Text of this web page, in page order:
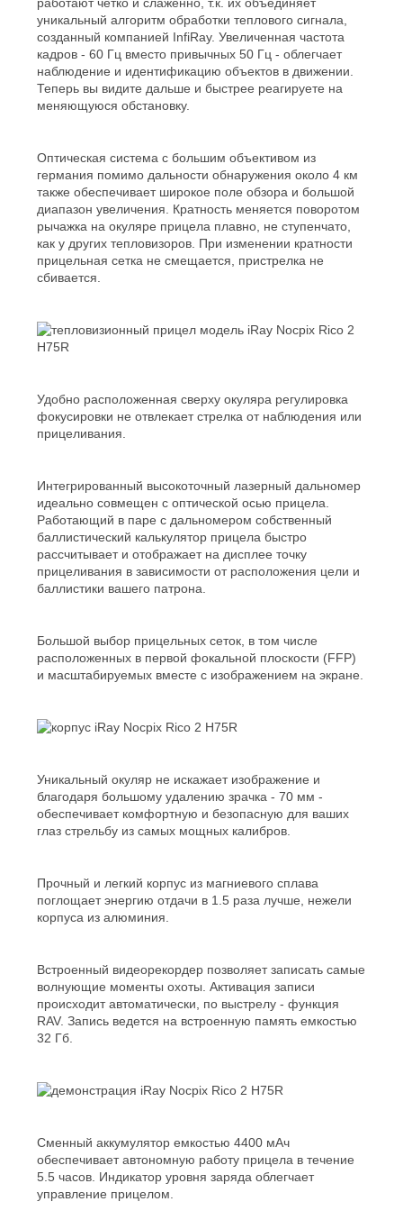
работают четко и слаженно, т.к. их объединяет
уникальный алгоритм обработки теплового сигнала,
созданный компанией InfiRay. Увеличенная частота
кадров - 60 Гц вместо привычных 50 Гц - облегчает
наблюдение и идентификацию объектов в движении.
Теперь вы видите дальше и быстрее реагируете на
меняющуюся обстановку.
Оптическая система с большим объективом из
германия помимо дальности обнаружения около 4 км
также обеспечивает широкое поле обзора и большой
диапазон увеличения. Кратность меняется поворотом
рычажка на окуляре прицела плавно, не ступенчато,
как у других тепловизоров. При изменении кратности
прицельная сетка не смещается, пристрелка не
сбивается.
Удобно расположенная сверху окуляра регулировка
фокусировки не отвлекает стрелка от наблюдения или
прицеливания.
Интегрированный высокоточный лазерный дальномер
идеально совмещен с оптической осью прицела.
Работающий в паре с дальномером собственный
баллистический калькулятор прицела быстро
рассчитывает и отображает на дисплее точку
прицеливания в зависимости от расположения цели и
баллистики вашего патрона.
Большой выбор прицельных сеток, в том числе
расположенных в первой фокальной плоскости (FFP)
и масштабируемых вместе с изображением на экране.
Уникальный окуляр не искажает изображение и
благодаря большому удалению зрачка - 70 мм -
обеспечивает комфортную и безопасную для ваших
глаз стрельбу из самых мощных калибров.
Прочный и легкий корпус из магниевого сплава
поглощает энергию отдачи в 1.5 раза лучше, нежели
корпуса из алюминия.
Встроенный видеорекордер позволяет записать самые
волнующие моменты охоты. Активация записи
происходит автоматически, по выстрелу - функция
RAV. Запись ведется на встроенную память емкостью
32 Гб.
Сменный аккумулятор емкостью 4400 мАч
обеспечивает автономную работу прицела в течение
5.5 часов. Индикатор уровня заряда облегчает
управление прицелом.